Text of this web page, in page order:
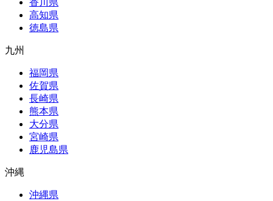
香川県
高知県
徳島県
九州
福岡県
佐賀県
長崎県
熊本県
大分県
宮崎県
鹿児島県
沖縄
沖縄県